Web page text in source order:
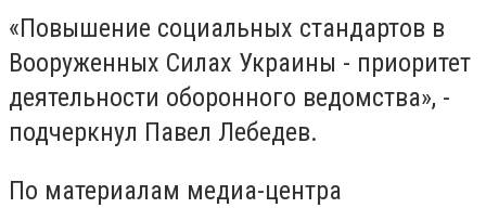
«Повышение социальных стандартов в
Вооруженных Силах Украины - приоритет
деятельности оборонного ведомства», -
подчеркнул Павел Лебедев.
По материалам медиа-центра